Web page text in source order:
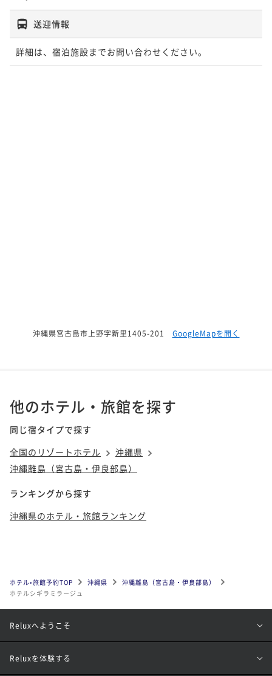
送迎情報
詳細は、宿泊施設までお問い合わせください。
沖縄県宮古島市上野字新里1405-201 GoogleMapを開く
他のホテル・旅館を探す
同じ宿タイプで探す
全国のリゾートホテル
沖縄県
沖縄離島（宮古島・伊良部島）
ランキングから探す
沖縄県のホテル・旅館ランキング
ホテル•旅館予約TOP 沖縄県
沖縄離島（宮古島・伊良部島）
ホテルシギラミラージュ
Reluxへようこそ
Reluxを体験する